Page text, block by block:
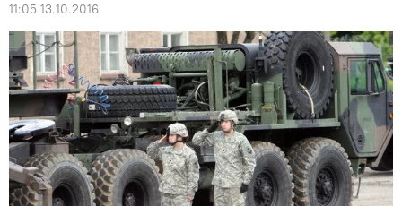
11:05 13.10.2016